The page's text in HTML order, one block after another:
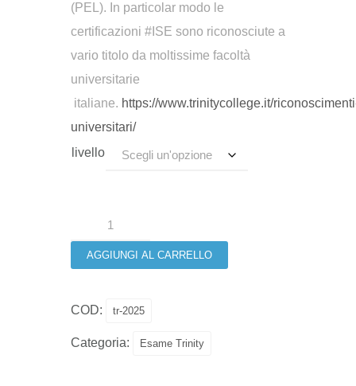
(PEL). In particolar modo le
certificazioni #ISE sono riconosciute a
vario titolo da moltissime facoltà
universitarie
italiane. https://www.trinitycollege.it/
universitari/
livello
Trinity
quantità
AGGIUNGI AL CARRELLO
COD: tr-2025
Categoria: Esame Trinity